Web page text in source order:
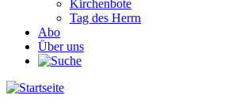
Kirchenbote
Tag des Herrn
Abo
Über uns